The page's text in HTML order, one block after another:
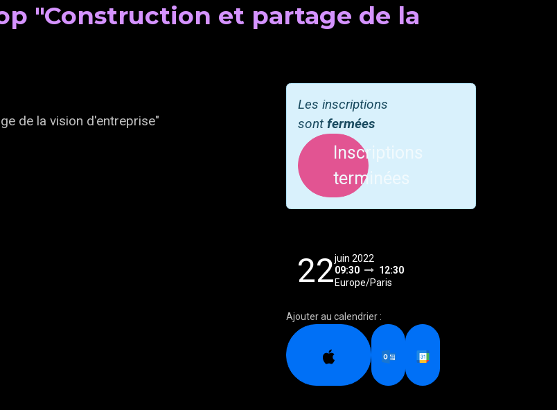
"Construction et partage de la
de la vision d'entreprise"
Les inscriptions
sont fermées
Inscriptions
terminées
22juin 2022
09:30
12:30
Europe/Paris
Ajouter au calendrier :